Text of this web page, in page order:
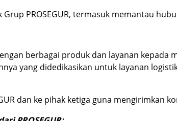
PROSEGUR, termasuk memantau
berbagai produk dan layanan kepada
yang didedikasikan untuk layanan
dan ke pihak ketiga guna mengirimkan